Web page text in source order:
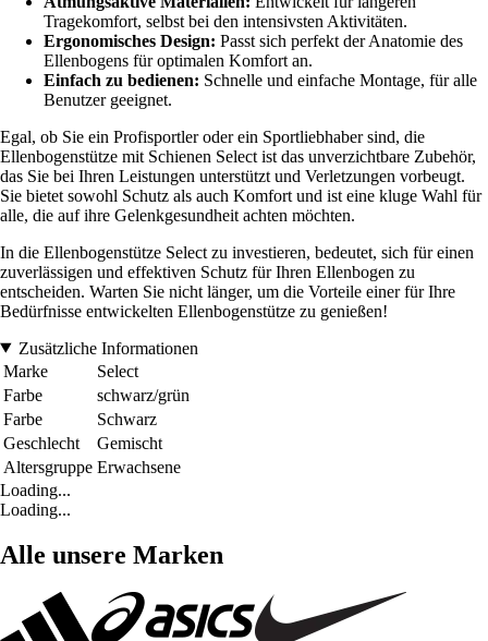
Tragekomfort, selbst bei den intensivsten Aktivitäten.
Ergonomisches Design: Passt sich perfekt der Anatomie des
Ellenbogens für optimalen Komfort an.
Einfach zu bedienen: Schnelle und einfache Montage, für alle
Benutzer geeignet.
Egal, ob Sie ein Profisportler oder ein Sportliebhaber sind, die
Ellenbogenstütze mit Schienen Select ist das unverzichtbare Zubehör,
das Sie bei Ihren Leistungen unterstützt und Verletzungen vorbeugt.
Sie bietet sowohl Schutz als auch Komfort und ist eine kluge Wahl für
alle, die auf ihre Gelenkgesundheit achten möchten.
In die Ellenbogenstütze Select zu investieren, bedeutet, sich für einen
zuverlässigen und effektiven Schutz für Ihren Ellenbogen zu
entscheiden. Warten Sie nicht länger, um die Vorteile einer für Ihre
Bedürfnisse entwickelten Ellenbogenstütze zu genießen!
Zusätzliche Informationen
Marke
Select
Farbe
schwarz/grün
Farbe
Schwarz
Geschlecht
Gemischt
Altersgruppe Erwachsene
Loading...
Loading...
Alle unsere Marken